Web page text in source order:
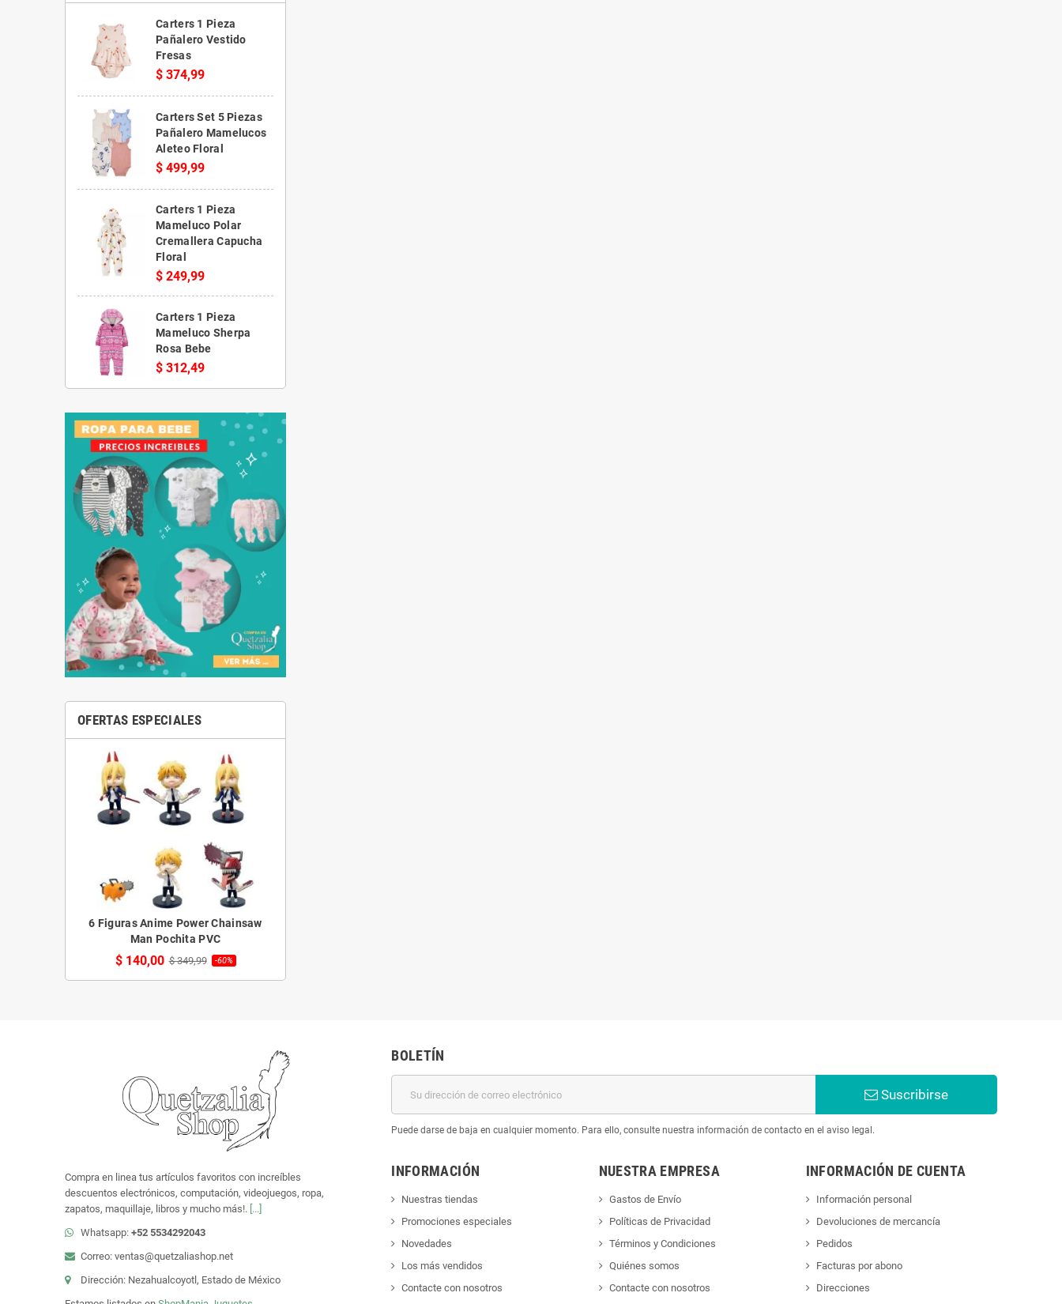
Carters 1 Pieza
Pañalero Vestido
Fresas
$ 374,99
Carters Set 5 Piezas
Pañalero Mamelucos
Aleteo Floral
$ 499,99
Carters 1 Pieza
Mameluco Polar
Cremallera Capucha
Floral
$ 249,99
Carters 1 Pieza
Mameluco Sherpa
Rosa Bebe
$ 312,49
OFERTAS ESPECIALES
6 Figuras Anime Power Chainsaw
Man Pochita PVC
$ 140,00 $ 349,99 -60%
Compra en linea tus artículos favoritos con increíbles
descuentos electrónicos, computación, videojuegos, ropa,
zapatos, maquillaje, libros y mucho más!. [...]
Whatsapp: +52 5534292043
Correo: ventas@quetzaliashop.net
Dirección: Nezahualcoyotl, Estado de México
BOLETÍN
Suscribirse
Puede darse de baja en cualquier momento. Para ello, consulte nuestra información de contacto en el aviso legal.
INFORMACIÓN
Nuestras tiendas
Promociones especiales
Novedades
Los más vendidos
Contacte con nosotros
NUESTRA EMPRESA
Gastos de Envío
Políticas de Privacidad
Términos y Condiciones
Quiénes somos
Contacte con nosotros
INFORMACIÓN DE CUENTA
Información personal
Devoluciones de mercancía
Pedidos
Facturas por abono
Direcciones